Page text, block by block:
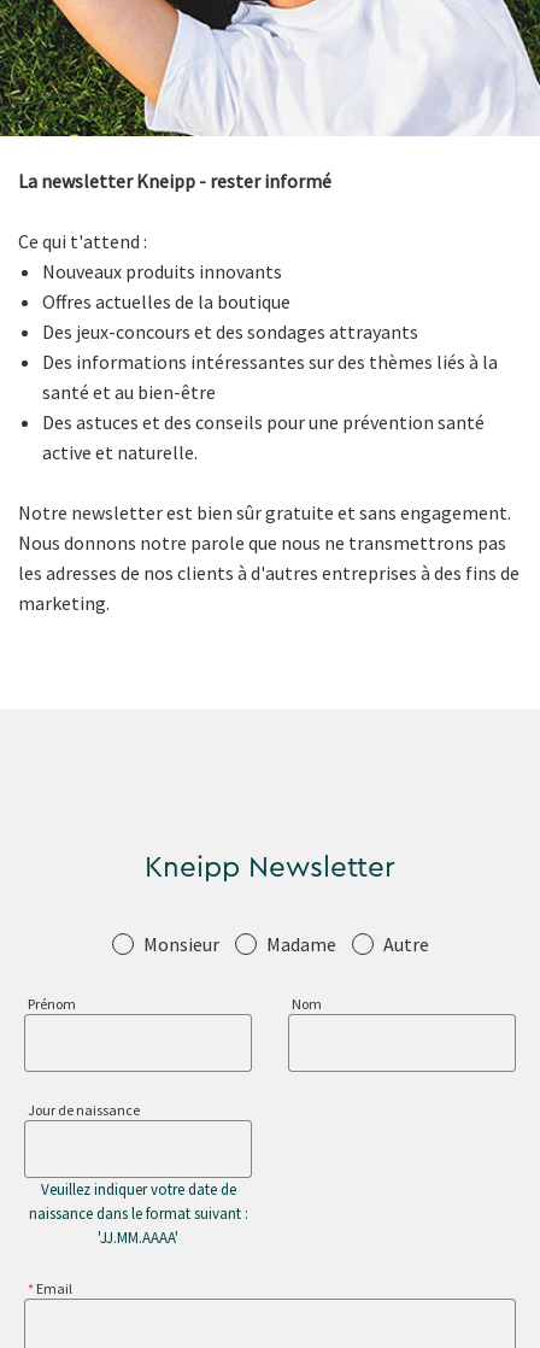
La newsletter Kneipp - rester informé
Ce qui t'attend :
Nouveaux produits innovants
Offres actuelles de la boutique
Des jeux-concours et des sondages attrayants
Des informations intéressantes sur des thèmes liés à la
santé et au bien-être
Des astuces et des conseils pour une prévention santé
active et naturelle.
Notre newsletter est bien sûr gratuite et sans engagement.
Nous donnons notre parole que nous ne transmettrons pas
les adresses de nos clients à d'autres entreprises à des fins de
marketing.
Kneipp Newsletter
SalutationMonsieur Madame Autre
Prénom Nom
Jour de naissance
Veuillez indiquer votre date de
naissance dans le format suivant :
'JJ.MM.AAAA'
Email